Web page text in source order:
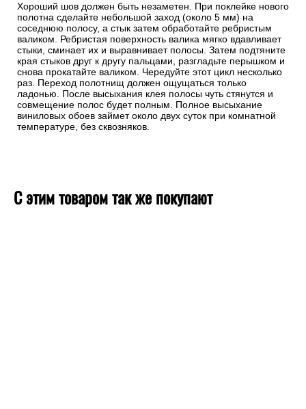
Хороший шов должен быть незаметен. При поклейке нового
полотна сделайте небольшой заход (около 5 мм) на
соседнюю полосу, а стык затем обработайте ребристым
валиком. Ребристая поверхность валика мягко вдавливает
стыки, сминает их и выравнивает полосы. Затем подтяните
края стыков друг к другу пальцами, разгладьте перышком и
снова прокатайте валиком. Чередуйте этот цикл несколько
раз. Переход полотнищ должен ощущаться только
ладонью. После высыхания клея полосы чуть стянутся и
совмещение полос будет полным. Полное высыхание
виниловых обоев займет около двух суток при комнатной
температуре, без сквозняков.
С этим товаром так же покупают